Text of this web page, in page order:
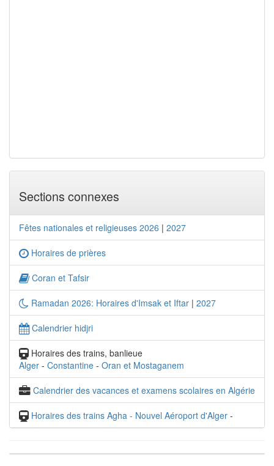
Sections connexes
Fêtes nationales et religieuses 2026 | 2027
Horaires de prières
Coran et Tafsir
Ramadan 2026: Horaires d'Imsak et Iftar | 2027
Calendrier hidjri
Horaires des trains, banlieue
Alger - Constantine - Oran et Mostaganem
Calendrier des vacances et examens scolaires en Algérie
Horaires des trains Agha - Nouvel Aéroport d'Alger -